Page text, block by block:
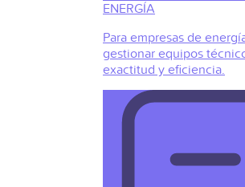
ENERGÍA
Para empresas de
gestionar equipos
exactitud y eficiencia.